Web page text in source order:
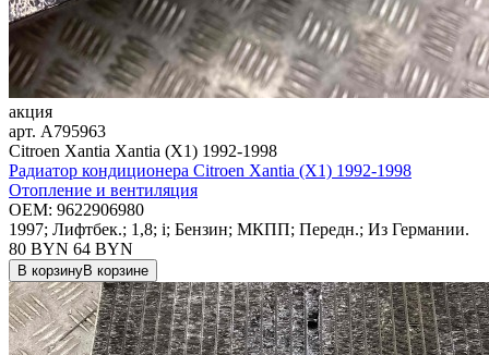
акция
арт. A795963
Citroen Xantia Xantia (X1) 1992-1998
Радиатор кондиционера Citroen Xantia (X1) 1992-1998
Отопление и вентиляция
OEM: 9622906980
1997; Лифтбек.; 1,8; i; Бензин; МКПП; Передн.; Из Германии.
80 BYN 64 BYN
В корзинуВ корзине